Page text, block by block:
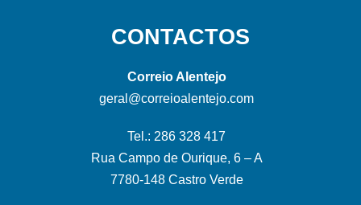
CONTACTOS
Correio Alentejo
geral@correioalentejo.com
Tel.: 286 328 417
Rua Campo de Ourique, 6 – A
7780-148 Castro Verde